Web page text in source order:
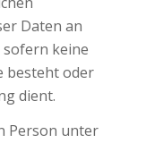
Daten an
keine
besteht oder
dient.
Person unter